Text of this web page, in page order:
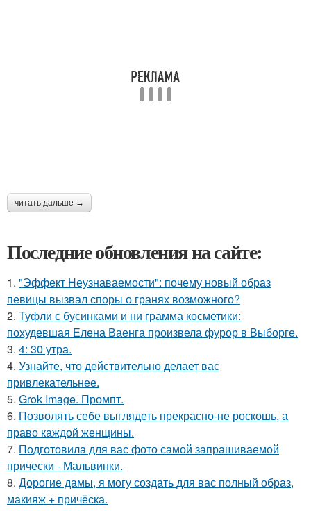
читать дальше →
Последние обновления на сайте:
1. "Эффект Неузнаваемости": почему новый образ
певицы вызвал споры о гранях возможного?
2. Туфли с бусинками и ни грамма косметики:
похудевшая Елена Ваенга произвела фурор в Выборге.
3. 4: 30 утра.
4. Узнайте, что действительно делает вас
привлекательнее.
5. Grok Image. Промпт.
6. Позволять себе выглядеть прекрасно-не роскошь, а
право каждой женщины.
7. Подготовила для вас фото самой запрашиваемой
прически - Мальвинки.
8. Дорогие дамы, я могу создать для вас полный образ,
макияж + причёска.